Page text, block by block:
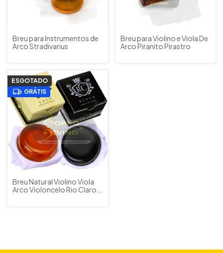
Breu para Instrumentos de
Arco Stradivarius
Breu para Violino e Viola De
Arco Piranito Pirastro
ESGOTADO
GRÁTIS
Breu Natural Violino Viola
Arco Violoncelo Rio Claro